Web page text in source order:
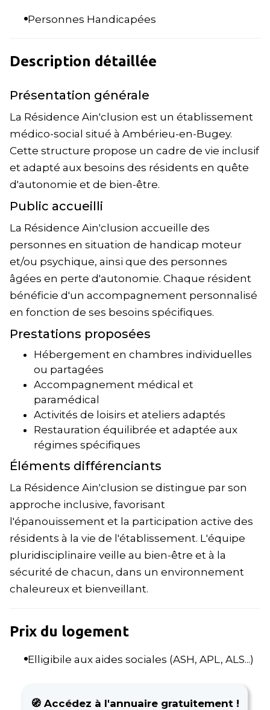
Personnes Handicapées
Description détaillée
Présentation générale
La Résidence Ain'clusion est un établissement
médico-social situé à Ambérieu-en-Bugey.
Cette structure propose un cadre de vie inclusif
et adapté aux besoins des résidents en quête
d'autonomie et de bien-être.
Public accueilli
La Résidence Ain'clusion accueille des
personnes en situation de handicap moteur
et/ou psychique, ainsi que des personnes
âgées en perte d'autonomie. Chaque résident
bénéficie d'un accompagnement personnalisé
en fonction de ses besoins spécifiques.
Prestations proposées
Hébergement en chambres individuelles
ou partagées
Accompagnement médical et
paramédical
Activités de loisirs et ateliers adaptés
Restauration équilibrée et adaptée aux
régimes spécifiques
Éléments différenciants
La Résidence Ain'clusion se distingue par son
approche inclusive, favorisant
l'épanouissement et la participation active des
résidents à la vie de l'établissement. L'équipe
pluridisciplinaire veille au bien-être et à la
sécurité de chacun, dans un environnement
chaleureux et bienveillant.
Prix du logement
Elligibile aux aides sociales (ASH, APL, ALS...)
🧭 Accédez à l'annuaire gratuitement !